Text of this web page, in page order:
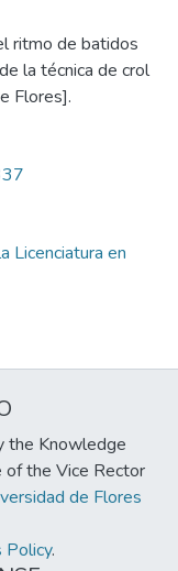
ritmo de batidos
la técnica de crol
Flores].
Licenciatura en
the Knowledge
of the Vice Rector
de Flores
Policy.